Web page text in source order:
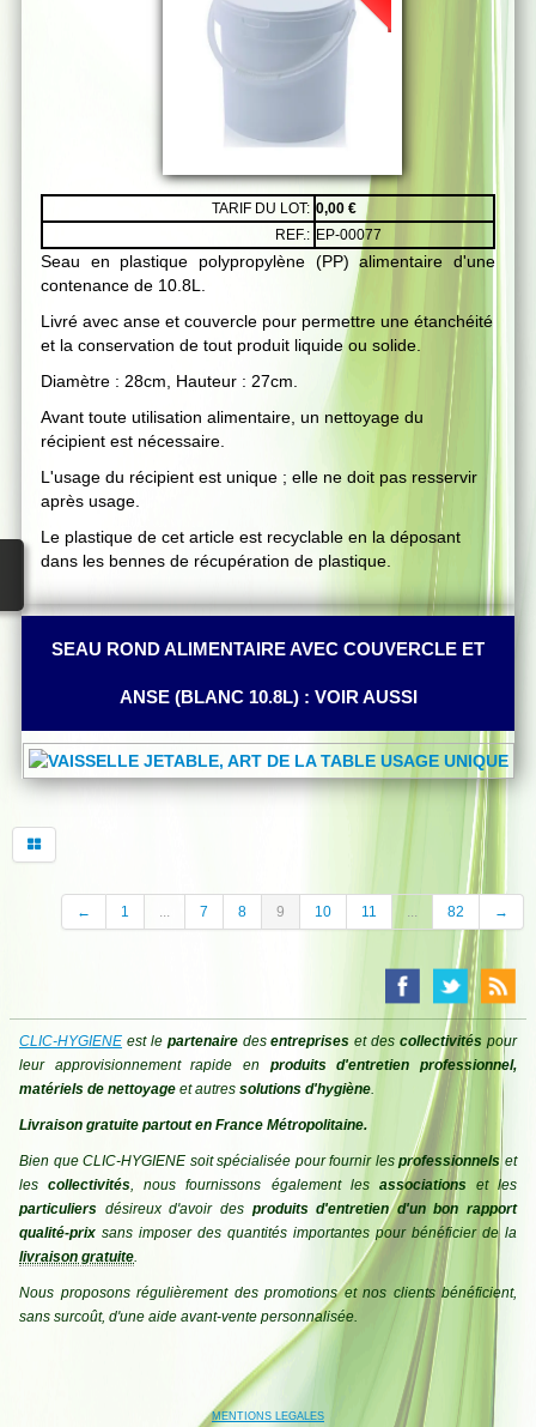
TARIF DU LOT: 0,00 €
REF.: EP-00077
Seau en plastique polypropylène (PP) alimentaire d'une
contenance de 10.8L.
Livré avec anse et couvercle pour permettre une étanchéité
et la conservation de tout produit liquide ou solide.
Diamètre : 28cm, Hauteur : 27cm.
Avant toute utilisation alimentaire, un nettoyage du
récipient est nécessaire.
L'usage du récipient est unique ; elle ne doit pas resservir
après usage.
Le plastique de cet article est recyclable en la déposant
dans les bennes de récupération de plastique.
SEAU ROND ALIMENTAIRE AVEC COUVERCLE ET
ANSE (BLANC 10.8L) : VOIR AUSSI
← 1 ... 7 8 9 10 11 ... 82 →
CLIC-HYGIENE est le partenairedesentreprises et descollectivités pour
leur approvisionnement rapide en produits d'entretien professionnel,
matériels de nettoyage et autres solutions d'hygiène.
Livraison gratuite partout en France Métropolitaine.
Bien que CLIC-HYGIENE soit spécialisée pour fournir lesprofessionnelset
lescollectivités, nous fournissons également les associations et les
particuliers désireux d'avoir des produits d'entretien d'un bon rapport
qualité-prix sans imposer des quantités importantes pour bénéficier de la
livraison gratuite.
Nous proposons régulièrement des promotions et nos clients bénéficient,
sans surcoût, d'une aide avant-vente personnalisée.
MENTIONS LEGALES